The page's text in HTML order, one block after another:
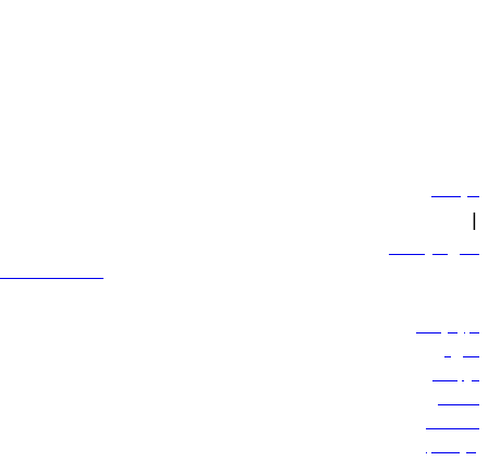
سياساتنا
|
الشروط والأحكام
600 544 445
حجز الرحلات
العروض
الوجهات
الأمتعة
المساعدة
إدارة الحجز